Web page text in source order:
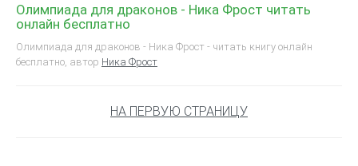
Олимпиада для драконов - Ника Фрост читать
онлайн бесплатно
Олимпиада для драконов - Ника Фрост - читать книгу онлайн
бесплатно, автор Ника Фрост
НА ПЕРВУЮ СТРАНИЦУ